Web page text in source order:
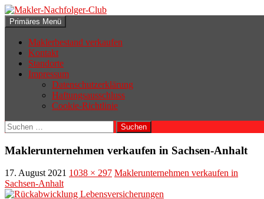
Zum
Inhalt
springen
Makler-Nachfolger-Club
Suchen
Primäres Menü
Maklerbestand verkaufen
Kontakt
Standorte
Impressum
Datenschutzerklärung
Haftungsausschluss
Cookie-Richtlinie
Suchen
nach:
Maklerunternehmen verkaufen in Sachsen-Anhalt
17. August 2021 1038 × 297 Maklerunternehmen verkaufen in
Sachsen-Anhalt